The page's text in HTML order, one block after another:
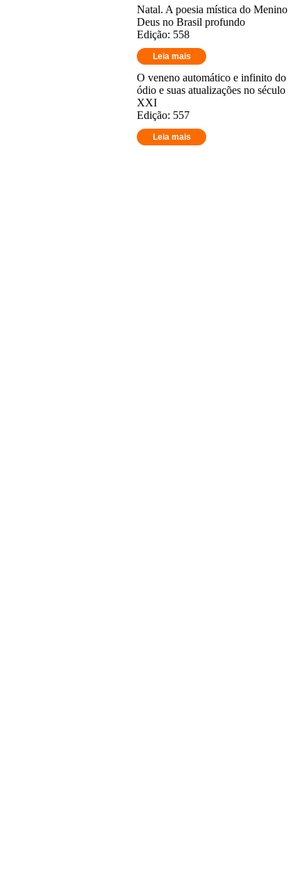
Natal. A poesia mística do Menino
Deus no Brasil profundo
Edição: 558
Leia mais
O veneno automático e infinito do
ódio e suas atualizações no século
XXI
Edição: 557
Leia mais